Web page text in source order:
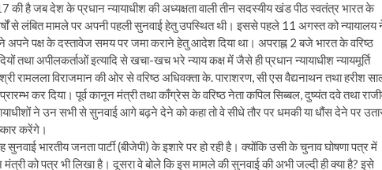
की है जब देश के प्रधान न्यायाधीश की अध्यक्षता वाली तीन सदस्यीय खंड पीठ स्वतंत्र भारत के
से लंबित मामले पर अपनी पहली सुनवाई हेतु उपस्थित थी। इससे पहले 11 अगस्त को न्यायालय
अपने पक्ष के दस्तावेज समय पर जमा कराने हेतु आदेश दिया था। अपराह्न 2 बजे भारत के वरिष्ठ
तथा अपीलकर्ताओं इत्यादि से खचा-खच भरे न्याय कक्ष में जैसे ही प्रधान न्यायाधीश न्यायमूर्ति
रामलला विराजमान की ओर से वरिष्ठ अधिवक्ता के. पाराशरण, सी एस वैद्यनाथन तथा हरीश
कर दिया। पूर्व कानून मंत्री तथा काँग्रेस के वरिष्ठ नेता कपिल सिब्बल, दुष्यंत दवे तथा
ने उन सभी से सुनवाई आगे बढ़ने देने को कहा तो वे सीधे तौर पर धमकी या धौंस देने पर
करेंगे।
भारतीय जनता पार्टी (बीजेपी) के इशारे पर हो रही है। क्योंकि उसी के चुनाव घोषणा पत्र में
को पत्र भी लिखा है। दूसरा वे बोले कि इस मामले की सुनवाई की अभी जल्दी ही क्या है? इसे